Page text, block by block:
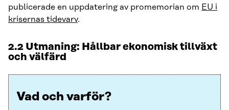
publicerade en uppdatering av promemorian om EU i
krisernas tidevarv.
2.2 Utmaning: Hållbar ekonomisk tillväxt
och välfärd
Vad och varför?